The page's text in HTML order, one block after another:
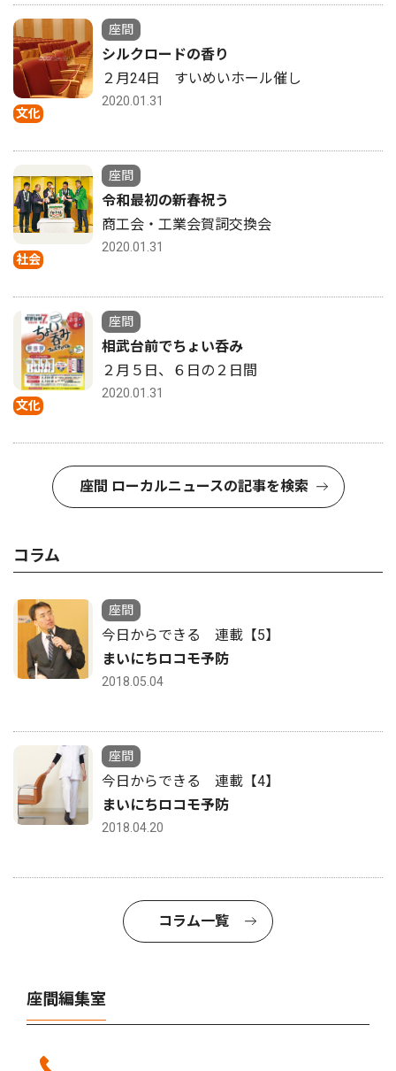
文化
座間
シルクロードの香り
２月24日 すいめいホール催し
2020.01.31
社会
座間
令和最初の新春祝う
商工会・工業会賀詞交換会
2020.01.31
文化
座間
相武台前でちょい呑み
２月５日、６日の２日間
2020.01.31
座間 ローカルニュースの記事を検索
コラム
座間
今日からできる 連載【5】
まいにちロコモ予防
2018.05.04
座間
今日からできる 連載【4】
まいにちロコモ予防
2018.04.20
コラム一覧
座間編集室